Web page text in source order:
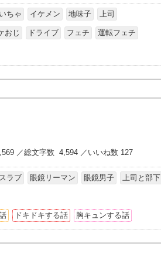
ちゃ イケメン 地味子 上司
おじ ドライブ フェチ 運転フェチ
／総文字数 4,594 ／いいね数 127
ラブ 眼鏡リーマン 眼鏡男子 上司と部下
ドキドキする話 胸キュンする話